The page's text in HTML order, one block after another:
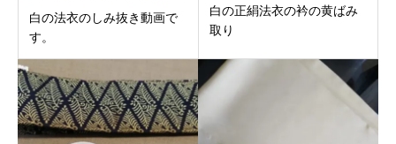
白の法衣のしみ抜き動画で
す。
白の正絹法衣の衿の黄ばみ
取り